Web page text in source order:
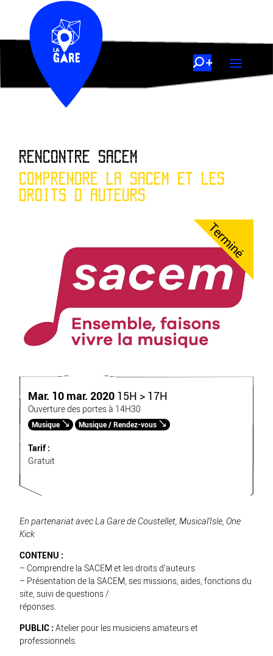
RENCONTRE SACEM
COMPRENDRE LA SACEM ET LES
DROITS D'AUTEURS
Terminé
Mar. 10 mar. 2020 15H > 17H
Ouverture des portes à 14H30
Musique Musique / Rendez-vous
Tarif :
Gratuit
En partenariat avec La Gare de Coustellet, Musical’Isle, One
Kick
CONTENU :
– Comprendre la SACEM et les droits d’auteurs
– Présentation de la SACEM, ses missions, aides, fonctions du
site, suivi de questions /
réponses.
PUBLIC : Atelier pour les musiciens amateurs et
professionnels.